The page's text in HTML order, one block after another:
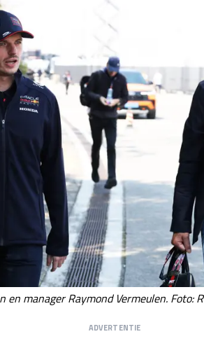
en manager Raymond Vermeulen. Foto:
ADVERTENTIE